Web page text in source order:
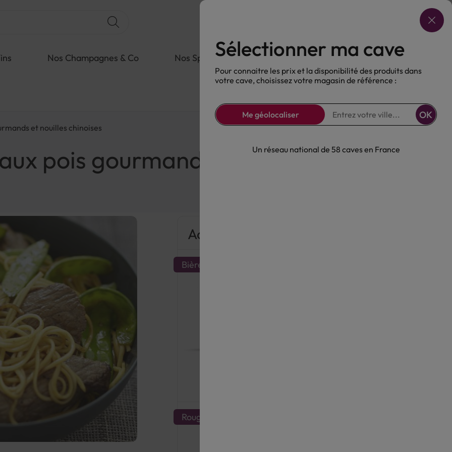
Choisir ma cave
Nos Champagnes & Co Nos Spiritueux Nos Bières Sans alcool
et nouilles chinoises
pois gourmands et nouilles
Accords Mets-Bières
Bière
Rouge
Sélectionner ma cave
Pour connaitre les prix et la disponibilité des produits dans
votre cave, choisissez votre magasin de référence :
Me géolocaliser OK
Un réseau national de 58 caves en France